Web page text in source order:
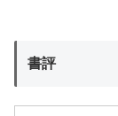
書評